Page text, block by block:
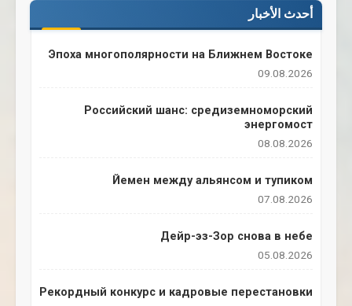
أحدث الأخبار
Эпоха многополярности на Ближнем Востоке
09.08.2026
Российский шанс: средиземноморский
энергомост
08.08.2026
Йемен между альянсом и тупиком
07.08.2026
Дейр-эз-Зор снова в небе
05.08.2026
Рекордный конкурс и кадровые перестановки